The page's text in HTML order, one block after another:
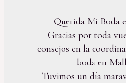
Querida Mi Boda
Gracias por toda
consejos en la
boda en
Tuvimos un día